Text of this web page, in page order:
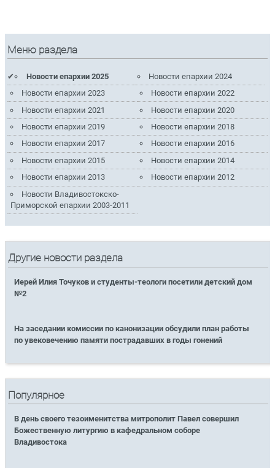
Меню раздела
Новости епархии 2025
Новости епархии 2024
Новости епархии 2023
Новости епархии 2022
Новости епархии 2021
Новости епархии 2020
Новости епархии 2019
Новости епархии 2018
Новости епархии 2017
Новости епархии 2016
Новости епархии 2015
Новости епархии 2014
Новости епархии 2013
Новости епархии 2012
Новости Владивостокско-
Приморской епархии 2003-2011
Другие новости раздела
Иерей Илия Точуков и студенты-теологи посетили детский дом
№2
На заседании комиссии по канонизации обсудили план работы
по увековечению памяти пострадавших в годы гонений
Популярное
В день своего тезоименитства митрополит Павел совершил
Божественную литургию в кафедральном соборе
Владивостока